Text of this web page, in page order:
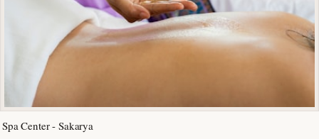
Spa Center - Sakarya